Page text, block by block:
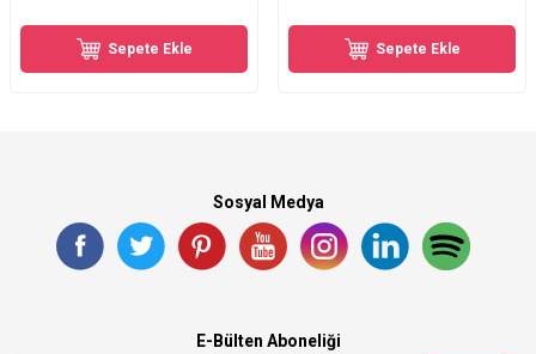
Sepete Ekle Sepete Ekle
Sosyal Medya
E-Bülten Aboneliği